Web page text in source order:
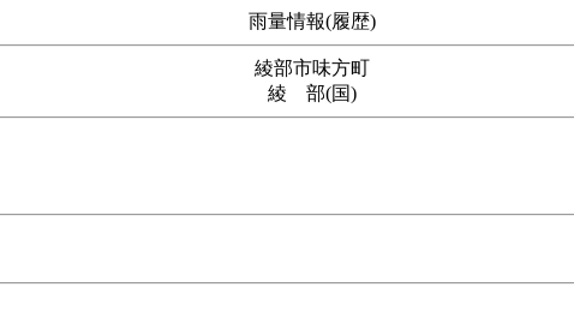
雨量情報(履歴)
綾部市味方町
綾 部(国)